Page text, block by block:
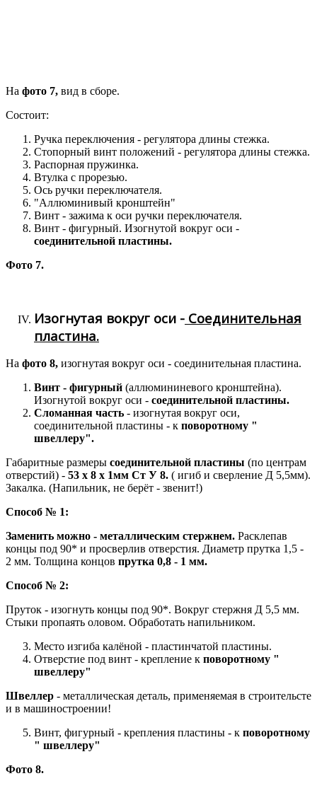
На фото 7, вид в сборе.
Состоит:
Ручка переключения - регулятора длины стежка.
Стопорный винт положений - регулятора длины стежка.
Распорная пружинка.
Втулка с прорезью.
Ось ручки переключателя.
"Аллюминивый кронштейн"
Винт - зажима к оси ручки переключателя.
Винт - фигурный. Изогнутой вокруг оси -
соединительной пластины.
Фото 7.
Изогнутая вокруг оси - Соединительная
пластина.
На фото 8, изогнутая вокруг оси - соединительная пластина.
Винт - фигурный (аллюмининевого кронштейна).
Изогнутой вокруг оси - соединительной пластины.
Сломанная часть - изогнутая вокруг оси,
соединительной пластины - к поворотному "
швеллеру".
Габаритные размеры соединительной пластины (по центрам
отверстий) - 53 х 8 х 1мм Ст У 8. ( игиб и сверление Д 5,5мм).
Закалка. (Напильник, не берёт - звенит!)
Способ № 1:
Заменить можно - металлическим стержнем. Расклепав
концы под 90* и просверлив отверстия. Диаметр прутка 1,5 -
2 мм. Толщина концов прутка 0,8 - 1 мм.
Способ № 2:
Пруток - изогнуть концы под 90*. Вокруг стержня Д 5,5 мм.
Стыки пропаять оловом. Обработать напильником.
Место изгиба калёной - пластинчатой пластины.
Отверстие под винт - крепление к поворотному "
швеллеру"
Швеллер - металлическая деталь, применяемая в строительсте
и в машиностроении!
Винт, фигурный - крепления пластины - к поворотному
" швеллеру"
Фото 8.